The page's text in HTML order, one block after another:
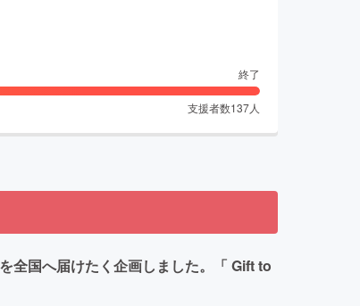
終了
支援者数137人
全国へ届けたく企画しました。「 Gift to